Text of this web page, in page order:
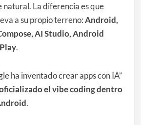
natural. La diferencia es que
a su propio terreno:Android,
AI Studio, Android
.
ha inventado crear apps con IA”
el vibe coding dentro
.